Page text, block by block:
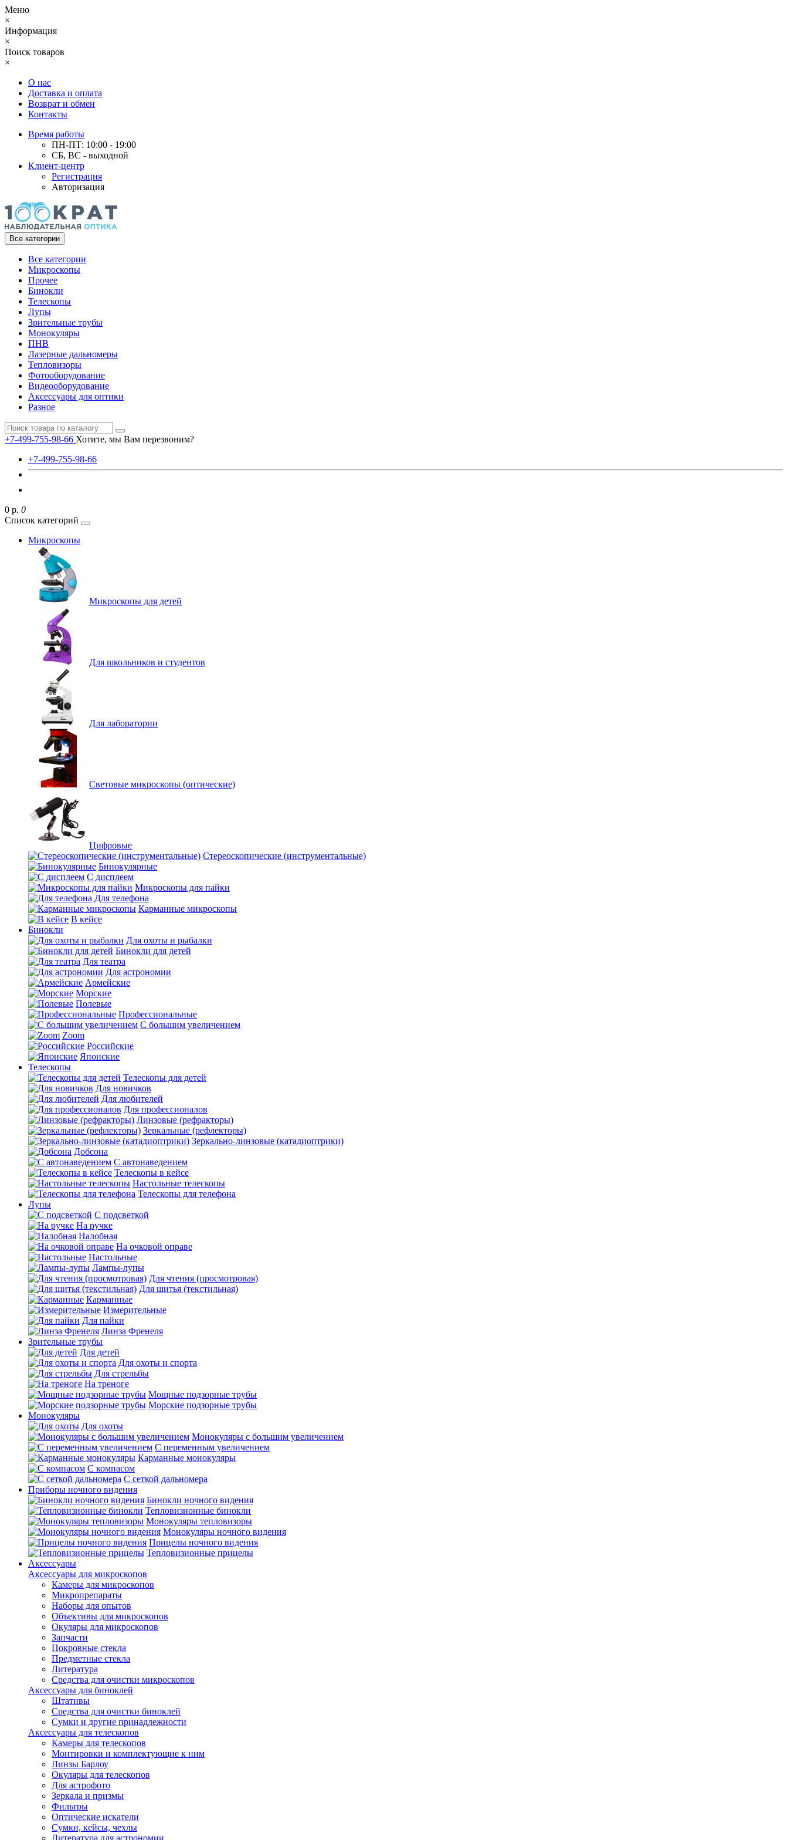
Меню
×
Информация
×
Поиск товаров
×
О нас
Доставка и оплата
Возврат и обмен
Контакты
Время работы
ПН-ПТ: 10:00 - 19:00
СБ, ВС - выходной
Клиент-центр
Регистрация
Авторизация
Все категории
Все категории
Микроскопы
Прочее
Бинокли
Телескопы
Лупы
Зрительные трубы
Монокуляры
ПНВ
Лазерные дальномеры
Тепловизоры
Фотооборудование
Видеооборудование
Аксессуары для оптики
Разное
+7-499-755-98-66 Хотите, мы Вам перезвоним?
+7-499-755-98-66
0 р. 0
Список категорий
Микроскопы
Микроскопы для детей
Для школьников и студентов
Для лаборатории
Световые микроскопы (оптические)
Цифровые
Стереоскопические (инструментальные)
Бинокулярные
С дисплеем
Микроскопы для пайки
Для телефона
Карманные микроскопы
В кейсе
Бинокли
Для охоты и рыбалки
Бинокли для детей
Для театра
Для астрономии
Армейские
Морские
Полевые
Профессиональные
С большим увеличением
Zoom
Российские
Японские
Телескопы
Телескопы для детей
Для новичков
Для любителей
Для профессионалов
Линзовые (рефракторы)
Зеркальные (рефлекторы)
Зеркально-линзовые (катадиоптрики)
Добсона
С автонаведением
Телескопы в кейсе
Настольные телескопы
Телескопы для телефона
Лупы
С подсветкой
На ручке
Налобная
На очковой оправе
Настольные
Лампы-лупы
Для чтения (просмотровая)
Для шитья (текстильная)
Карманные
Измерительные
Для пайки
Линза Френеля
Зрительные трубы
Для детей
Для охоты и спорта
Для стрельбы
На треноге
Мощные подзорные трубы
Морские подзорные трубы
Монокуляры
Для охоты
Монокуляры с большим увеличением
С переменным увеличением
Карманные монокуляры
С компасом
С сеткой дальномера
Приборы ночного видения
Бинокли ночного видения
Тепловизионные бинокли
Монокуляры тепловизоры
Монокуляры ночного видения
Прицелы ночного видения
Тепловизионные прицелы
Аксессуары
Аксессуары для микроскопов
Камеры для микроскопов
Микропрепараты
Наборы для опытов
Объективы для микроскопов
Окуляры для микроскопов
Запчасти
Покровные стекла
Предметные стекла
Литература
Средства для очистки микроскопов
Аксессуары для биноклей
Штативы
Средства для очистки биноклей
Сумки и другие принадлежности
Аксессуары для телескопов
Камеры для телескопов
Монтировки и комплектующие к ним
Линзы Барлоу
Окуляры для телескопов
Для астрофото
Зеркала и призмы
Фильтры
Оптические искатели
Сумки, кейсы, чехлы
Литература для астрономии